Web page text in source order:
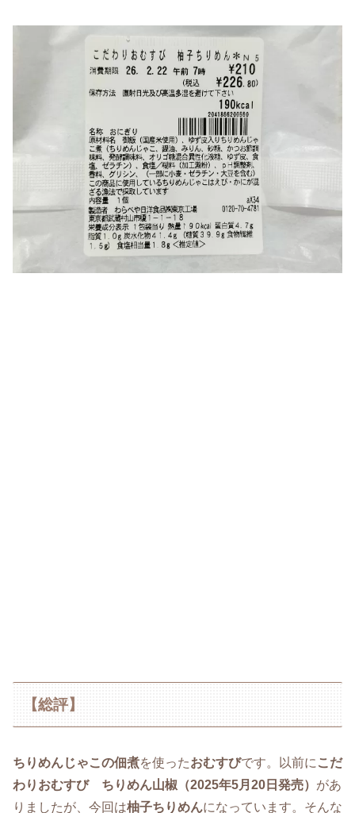
【総評】
ちりめんじゃこの佃煮を使ったおむすびです。以前にこだ
わりおむすび ちりめん山椒（2025年5月20日発売） があ
りましたが、今回は柚子ちりめんになっています。そんな